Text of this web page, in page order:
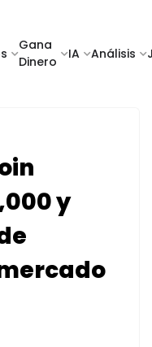
Gana
Dinero
IA Análisis
y